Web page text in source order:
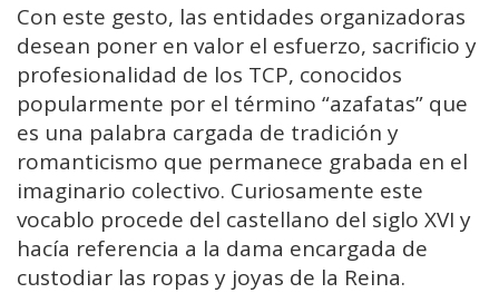
Con este gesto, las entidades organizadoras
desean poner en valor el esfuerzo, sacrificio y
profesionalidad de los TCP, conocidos
popularmente por el término “azafatas” que
es una palabra cargada de tradición y
romanticismo que permanece grabada en el
imaginario colectivo. Curiosamente este
vocablo procede del castellano del siglo XVI y
hacía referencia a la dama encargada de
custodiar las ropas y joyas de la Reina.